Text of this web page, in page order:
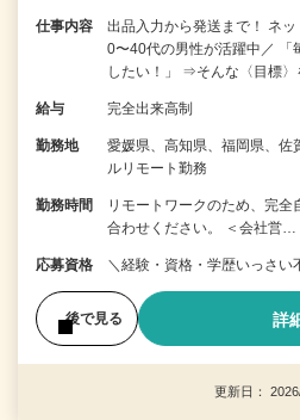
仕事内容
出品入力から発送まで！ ネ
0〜40代の男性が活躍中／ 「
したい！」 ⇒そんな〈目標
給与 完全出来高制
勤務地
愛媛県、高知県、福岡県、
ルリモート勤務
勤務時間
リモートワークのため、完
合わせください。 ＜会社営…
応募資格 ＼経験・資格・学歴いっさい
後で見る 詳
更新日：